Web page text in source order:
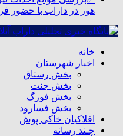
هور در داراب با حضور
خانه
اخبار شهرستان
بخش رستاق
بخش جنت
بخش فورگ
بخش فسارود
افلاکیان خاکی پوش
چـند رسانه